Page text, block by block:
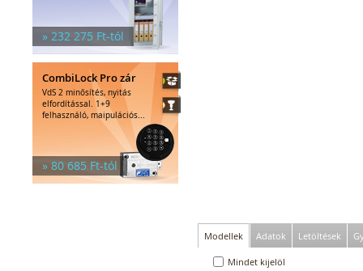
» 232 275 Ft-tól
CombiLock Pro zár
VdS 2 minősítés, nyitás
elfordítással. 1+9
felhasználó, maipulációs...
» 80 685 Ft-tól
Modellek Adatok Letöltések
Mindet kijelöl